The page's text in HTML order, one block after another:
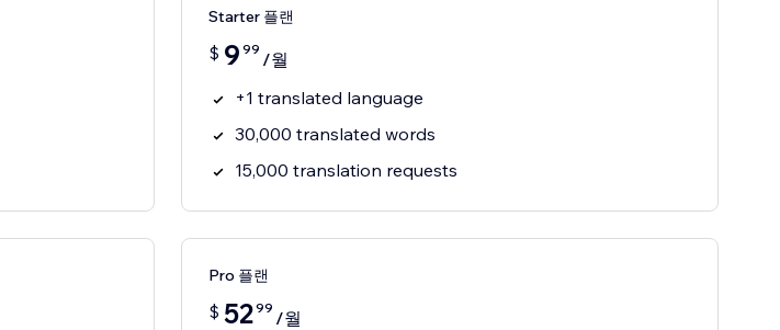
Starter 플랜
$ 9 99 /월
+1 translated language
30,000 translated words
15,000 translation requests
Pro 플랜
$ 5299 /월